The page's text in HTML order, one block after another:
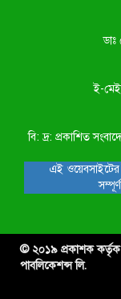
ডাঃ মোঃ
ই-
বি: দ্র: প্রকাশিত
এই
© ২০১৯ প্রকাশক কর্তৃক
পাবলিকেশন্স লি.